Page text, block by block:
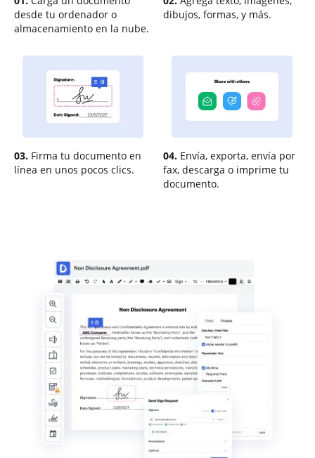
desde tu ordenador o
almacenamiento en la nube.
dibujos, formas, y más.
03. Firma tu documento en
línea en unos pocos clics.
04. Envía, exporta, envía por
fax, descarga o imprime tu
documento.